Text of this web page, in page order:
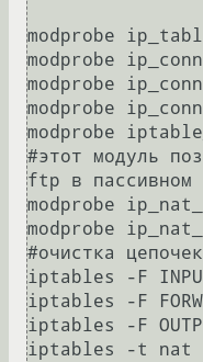
modprobe
modprobe
modprobe
modprobe
modprobe
#этот модуль
ftp в пассивном
modprobe
modprobe
#очистка цепочек
iptables -F
iptables -F
iptables -F
iptables -t nat -F